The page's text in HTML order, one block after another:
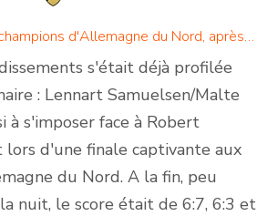
Samuelsen/Christesen, champions d'Allemagne du Nord, après un match passionnant en trois sets
s'était déjà profilée
: Lennart Samuelsen/Malte
à s'imposer face à Robert
d'une finale captivante aux
du Nord. A la fin, peu
nuit, le score était de 6:7, 6:3 et